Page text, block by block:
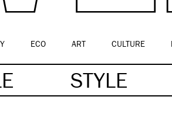
ECO ART CULTURE
STYLE